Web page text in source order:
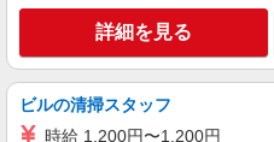
詳細を見る
ビルの清掃スタッフ
時給 1,200円〜1,200円